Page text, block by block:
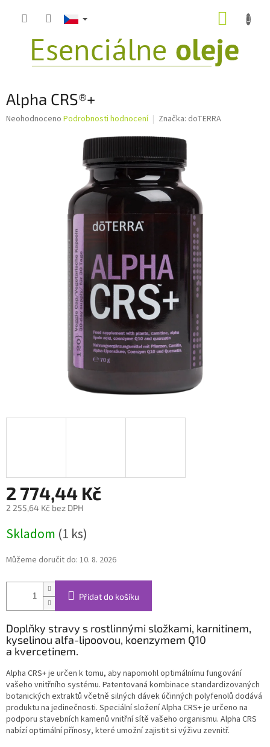
Alpha CRS®+
Průměrné
Neohodnoceno Podrobnosti hodnocení Značka: doTERRA
2 774,44 Kč
2 255,64 Kč bez DPH
cena:
Skladom (1 ks)
Můžeme doručit do: 10. 8. 2026
Přidat do košíku
Doplňky stravy s rostlinnými složkami, karnitinem,
kyselinou alfa-lipoovou, koenzymem Q10
a kvercetinem.
Alpha CRS+ je určen k tomu, aby napomohl optimálnímu fungování
vašeho vnitřního systému. Patentovaná kombinace standardizovaných
botanických extraktů včetně silných dávek účinných polyfenolů dodává
produktu na jedinečnosti. Speciální složení Alpha CRS+ je určeno na
podporu stavebních kamenů vnitřní sítě vašeho organismu. Alpha CRS
nabízí optimální přínosy, které umožní zajistit si výživu zevnitř.